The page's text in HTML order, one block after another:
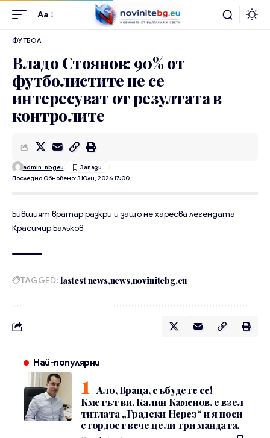
Aa
ФУТБОЛ
Владо Стоянов: 90% от
футболистите не се
интересуват от резултата в
контролите
Последно Обновено: 3 Юли, 2026 17:00
admin_nbgeu
Бившият вратар разкри и защо не харесва легендата
Красимир Балъков
TAGGED: lastest news news novinitebg.eu
Най-популярни
Ало, Враца, събудете се!
Кметът ви, Калин Каменов, е взел
титлата „Градски Нерез“ и я носи
с гордост вече цели три мандата.